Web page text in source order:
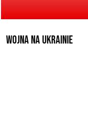
Wojna na Ukrainie